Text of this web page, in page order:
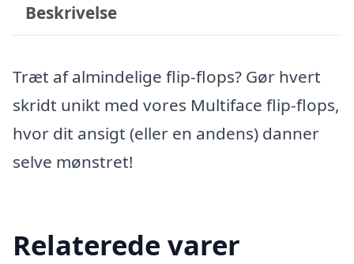
Beskrivelse
Træt af almindelige flip-flops? Gør hvert
skridt unikt med vores Multiface flip-flops,
hvor dit ansigt (eller en andens) danner
selve mønstret!
Relaterede varer